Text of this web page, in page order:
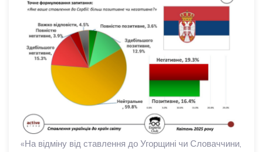
«На відміну від ставлення до Угорщині чи Словаччини,